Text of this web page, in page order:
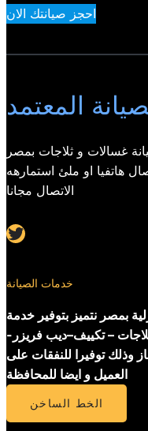
احجز صيانتك الان
المعتمد
غسالات و ثلاجات بمصر
هاتفيا او ملئ استمارهه
الاتصال مجانا
Twitter
خدمات الصيانة
بمصر نتميز بتوفير خدمة
– تكييف–ديب فريزر-
وذلك توفيرا للنفقات على
العميل و ايضا للمحافظة
الخط الساخن